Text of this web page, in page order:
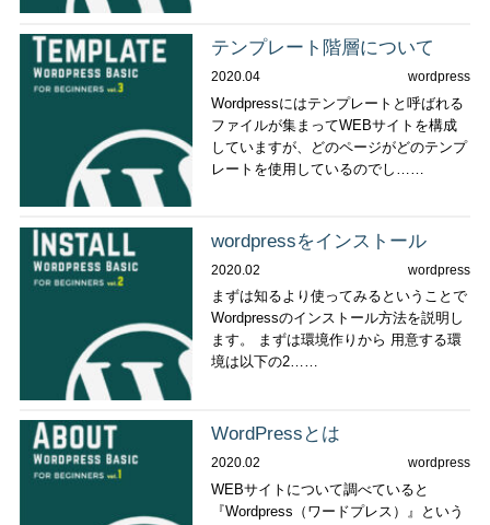
テンプレート階層について
2020.04
wordpress
Wordpressにはテンプレートと呼ばれる
ファイルが集まってWEBサイトを構成
していますが、どのページがどのテンプ
レートを使用しているのでし……
wordpressをインストール
2020.02
wordpress
まずは知るより使ってみるということで
Wordpressのインストール方法を説明し
ます。 まずは環境作りから 用意する環
境は以下の2……
WordPressとは
2020.02
wordpress
WEBサイトについて調べていると
『Wordpress（ワードプレス）』という